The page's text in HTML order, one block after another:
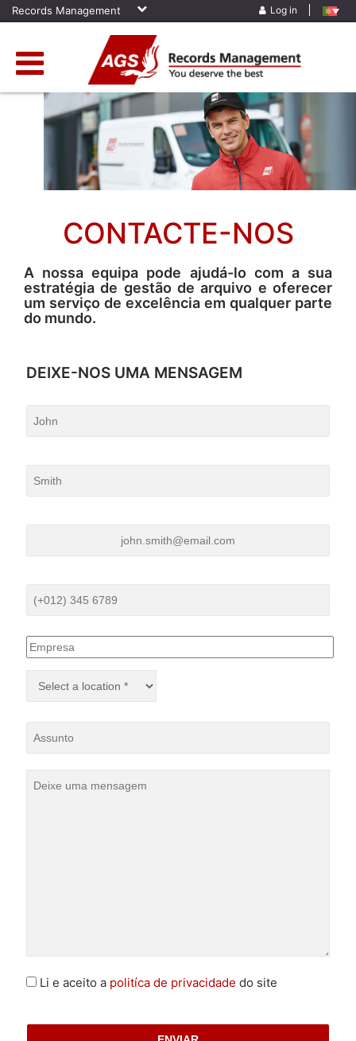
Records Management Log in
Home » Contacte-Nos
CONTACTE-NOS
A nossa equipa pode ajudá-lo com a sua
estratégia de gestão de arquivo e oferecer
um serviço de excelência em qualquer parte
do mundo.
DEIXE-NOS UMA MENSAGEM
Li e aceito a politíca de privacidade do site